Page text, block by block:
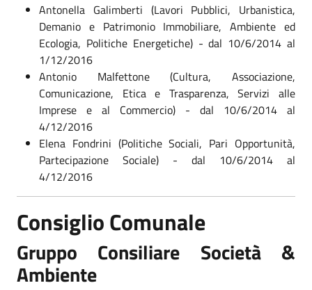
Antonella Galimberti (Lavori Pubblici, Urbanistica,
Demanio e Patrimonio Immobiliare, Ambiente ed
Ecologia, Politiche Energetiche) - dal 10/6/2014 al
1/12/2016
Antonio Malfettone (Cultura, Associazione,
Comunicazione, Etica e Trasparenza, Servizi alle
Imprese e al Commercio) - dal 10/6/2014 al
4/12/2016
Elena Fondrini (Politiche Sociali, Pari Opportunità,
Partecipazione Sociale) - dal 10/6/2014 al
4/12/2016
Consiglio Comunale
Gruppo Consiliare Società &
Ambiente